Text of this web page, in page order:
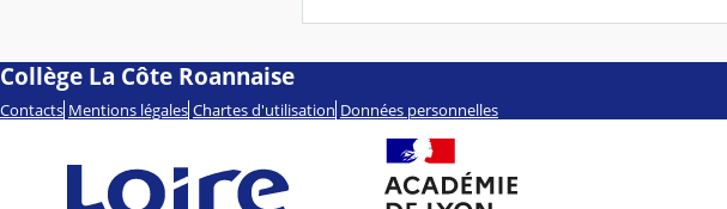
Collège La Côte Roannaise
Contacts Mentions légales Chartes d'utilisation Données personnelles